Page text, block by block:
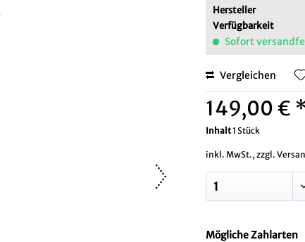
Hersteller
Verfügbarkeit
Sofort
Vergleichen
149,00 € *
Inhalt1 Stück
inkl. MwSt., zzgl.
Mögliche Zahlarten